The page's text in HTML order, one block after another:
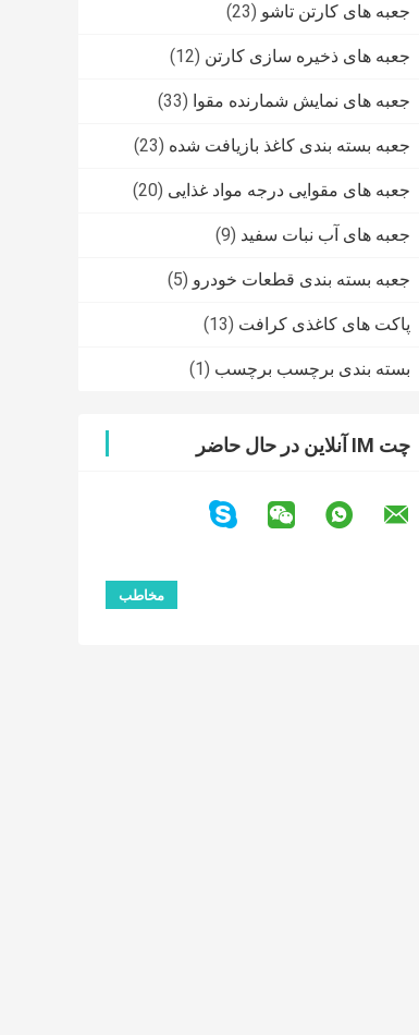
جعبه های کارتن تاشو (23)
جعبه های ذخیره سازی کارتن (12)
جعبه های نمایش شمارنده مقوا (33)
جعبه بسته بندی کاغذ بازیافت شده (23)
جعبه های مقوایی درجه مواد غذایی (20)
جعبه های آب نبات سفید (9)
جعبه بسته بندی قطعات خودرو (5)
پاکت های کاغذی کرافت (13)
بسته بندی برچسب برچسب (1)
چت IM آنلاین در حال حاضر